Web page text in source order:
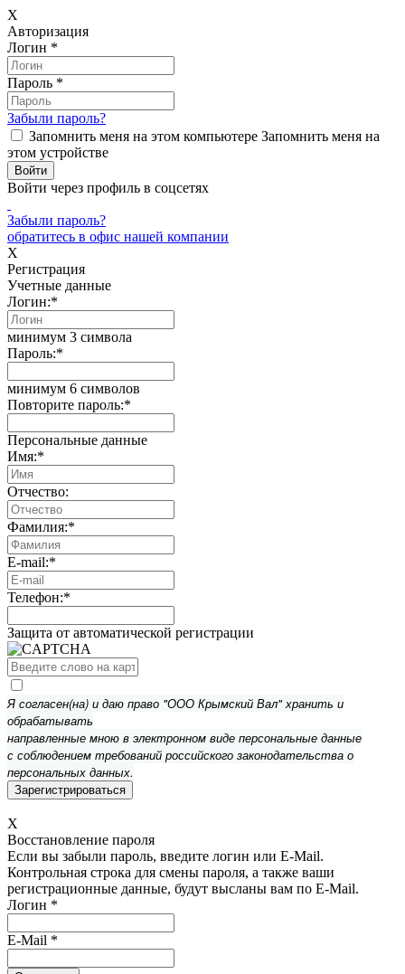
X
Авторизация
Логин *
Пароль *
Забыли пароль?
Запомнить меня на этом компьютере Запомнить меня на
этом устройстве
Войти через профиль в соцсетях
Забыли пароль?
обратитесь в офис нашей компании
X
Регистрация
Учетные данные
Логин:*
минимум 3 символа
Пароль:*
минимум 6 символов
Повторите пароль:*
Персональные данные
Имя:*
Отчество:
Фамилия:*
E-mail:*
Телефон:*
Защита от автоматической регистрации
Я согласен(на) и даю право "ООО Крымский Вал" хранить и
обрабатывать
направленные мною в электронном виде персональные данные
с соблюдением требований российского законодательства о
персональных данных.
X
Восстановление пароля
Если вы забыли пароль, введите логин или E-Mail.
Контрольная строка для смены пароля, а также ваши
регистрационные данные, будут высланы вам по E-Mail.
Логин *
E-Mail *